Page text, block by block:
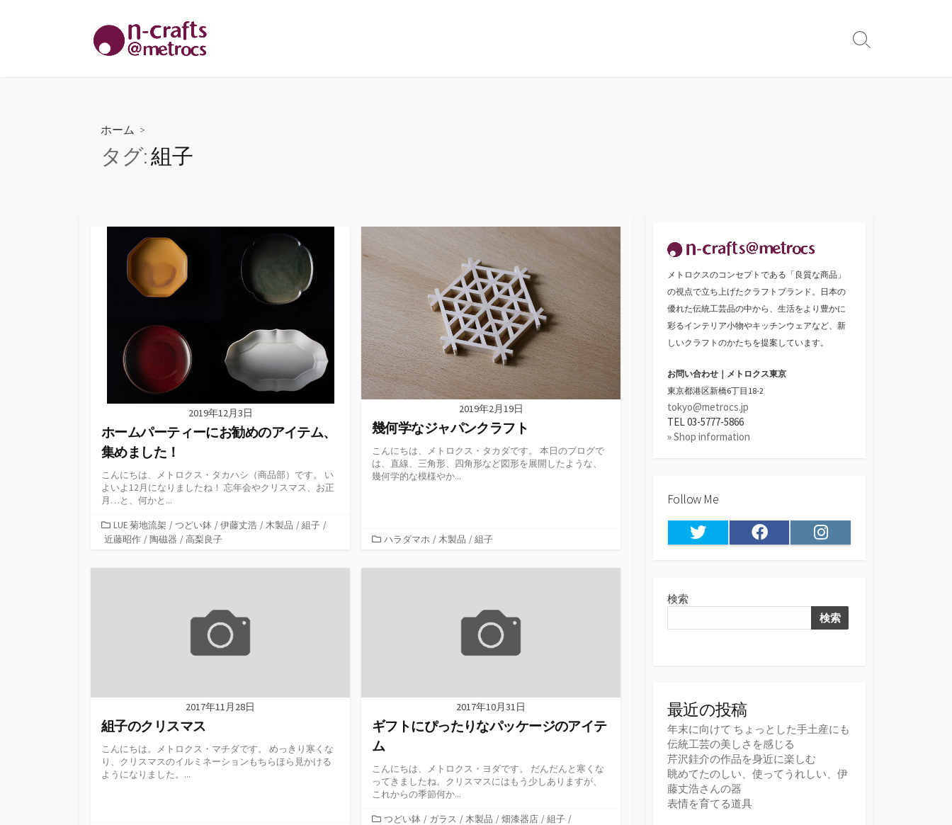
ツ
検
ホーム >
タグ:組子
2019年12月3日
ホームパーティーにお勧めのアイテム、
集めました！
こんにちは、メトロクス・タカハシ（商品部）です。 い
よいよ12月になりましたね！ 忘年会やクリスマス、お正
月…と、何かと...
カ
テ
リ
LUE 菊地流架 / つどい鉢 / 伊藤丈浩 / 木製品 / 組子 /
近藤昭作 / 陶磁器 / 高梨良子
2019年2月19日
幾何学なジャパンクラフト
こんにちは、メトロクス・タカダです。 本日のブログで
は、直線、三角形、四角形など図形を展開したような、
幾何学的な模様やか...
カ
ゴ
ハラダマホ / 木製品 / 組子
2017年11月28日
組子のクリスマス
こんにちは。メトロクス・マチダです。 めっきり寒くな
り、クリスマスのイルミネーションもちらほら見かける
ようになりました。...
2017年10月31日
ギフトにぴったりなパッケージのアイテ
ム
こんにちは、メトロクス・ヨダです。 だんだんと寒くな
ってきましたね。クリスマスにはもう少しありますが、
これからの季節何か...
カつどい鉢 / ガラス / 木製品 / 畑漆器店 / 組子 /
メトロクスのコンセプトである「良質な商品」
の視点で立ち上げたクラフトブランド。日本の
優れた伝統工芸品の中から、生活をより豊かに
彩るインテリア小物やキッチンウェアなど、新
しいクラフトのかたちを提案しています。
お問い合わせ｜メトロクス東京
東京都港区新橋6丁目18-2
tokyo@metrocs.jp
TEL 03-5777-5866
» Shop information
Follow Me
Twitter Facebook Instagram
検索
検索
最近の投稿
年末に向けて ちょっとした手土産にも
伝統工芸の美しさを感じる
芹沢銈介の作品を身近に楽しむ
眺めてたのしい、使ってうれしい、伊
藤丈浩さんの器
表情を育てる道具